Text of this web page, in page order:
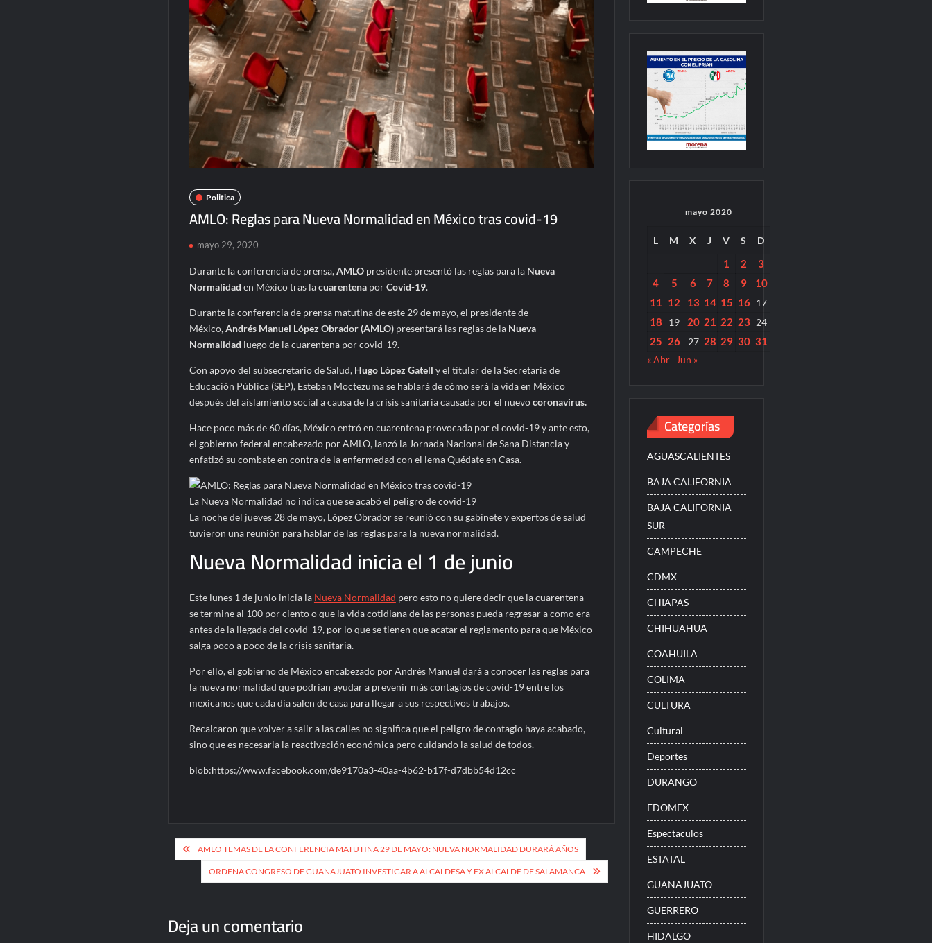
Politica
AMLO: Reglas para Nueva Normalidad en México tras covid-19
mayo 29, 2020
Durante la conferencia de prensa,AMLOpresidente presentó las reglas para la Nueva
Normalidad en México tras lacuarentenaporCovid-19.
Durante la conferencia de prensa matutina de este 29 de mayo, el presidente de
México,Andrés Manuel López Obrador (AMLO)presentará las reglas de la Nueva
Normalidad luego de la cuarentena por covid-19.
Con apoyo del subsecretario de Salud, Hugo López Gatell y el titular de la Secretaría de
Educación Pública (SEP), Esteban Moctezuma se hablará de cómo será la vida en México
después del aislamiento social a causa de la crisis sanitaria causada por el nuevocoronavirus.
Hace poco más de 60 días, México entró en cuarentena provocada por el covid-19 y ante esto,
el gobierno federal encabezado por AMLO, lanzó la Jornada Nacional de Sana Distancia y
enfatizó su combate en contra de la enfermedad con el lema Quédate en Casa.
La Nueva Normalidad no indica que se acabó el peligro de covid-19
La noche del jueves 28 de mayo, López Obrador se reunió con su gabinete y expertos de salud
tuvieron una reunión para hablar de las reglas para la nueva normalidad.
Nueva Normalidad inicia el 1 de junio
Este lunes 1 de junio inicia la Nueva Normalidad pero esto no quiere decir que la cuarentena
se termine al 100 por ciento o que la vida cotidiana de las personas pueda regresar a como era
antes de la llegada del covid-19, por lo que se tienen que acatar el reglamento para que México
salga poco a poco de la crisis sanitaria.
Por ello, el gobierno de México encabezado por Andrés Manuel dará a conocer las reglas para
la nueva normalidad que podrían ayudar a prevenir más contagios de covid-19 entre los
mexicanos que cada día salen de casa para llegar a sus respectivos trabajos.
Recalcaron que volver a salir a las calles no significa que el peligro de contagio haya acabado,
sino que es necesaria la reactivación económica pero cuidando la salud de todos.
blob:https://www.facebook.com/de9170a3-40aa-4b62-b17f-d7dbb54d12cc
Navegación
de
entradas
AMLO TEMAS DE LA CONFERENCIA MATUTINA 29 DE MAYO: NUEVA NORMALIDAD DURARÁ AÑOS
ORDENA CONGRESO DE GUANAJUATO INVESTIGAR A ALCALDESA Y EX ALCALDE DE SALAMANCA
Deja un comentario
mayo 2020
L M X J V S D
1 2
3
4
5 6 7 8 9
10
11 12 13 14 15 16 17
18 19 20 21 22 23 24
25 26 27 28 29 30 31
« Abr Jun »
Categorías
AGUASCALIENTES
BAJA CALIFORNIA
BAJA CALIFORNIA
SUR
CAMPECHE
CDMX
CHIAPAS
CHIHUAHUA
COAHUILA
COLIMA
CULTURA
Cultural
Deportes
DURANGO
EDOMEX
Espectaculos
ESTATAL
GUANAJUATO
GUERRERO
HIDALGO